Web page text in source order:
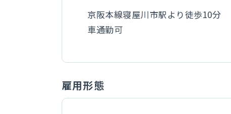
京阪本線寝屋川市駅より徒歩10分
車通勤可
雇用形態